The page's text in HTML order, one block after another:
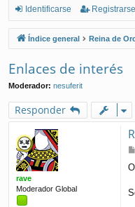
Identificarse Registrarse
Índice general Reina de
Enlaces de interés
Moderador: nesuferit
Responder
rave
Moderador Global